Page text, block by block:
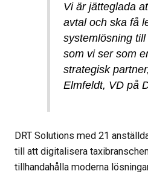
Vi är jätteglada
avtal och ska få
systemlösning
som vi ser som
strategisk
Elmfeldt, VD på
DRT Solutions med 21
till att digitalisera
tillhandahålla moderna